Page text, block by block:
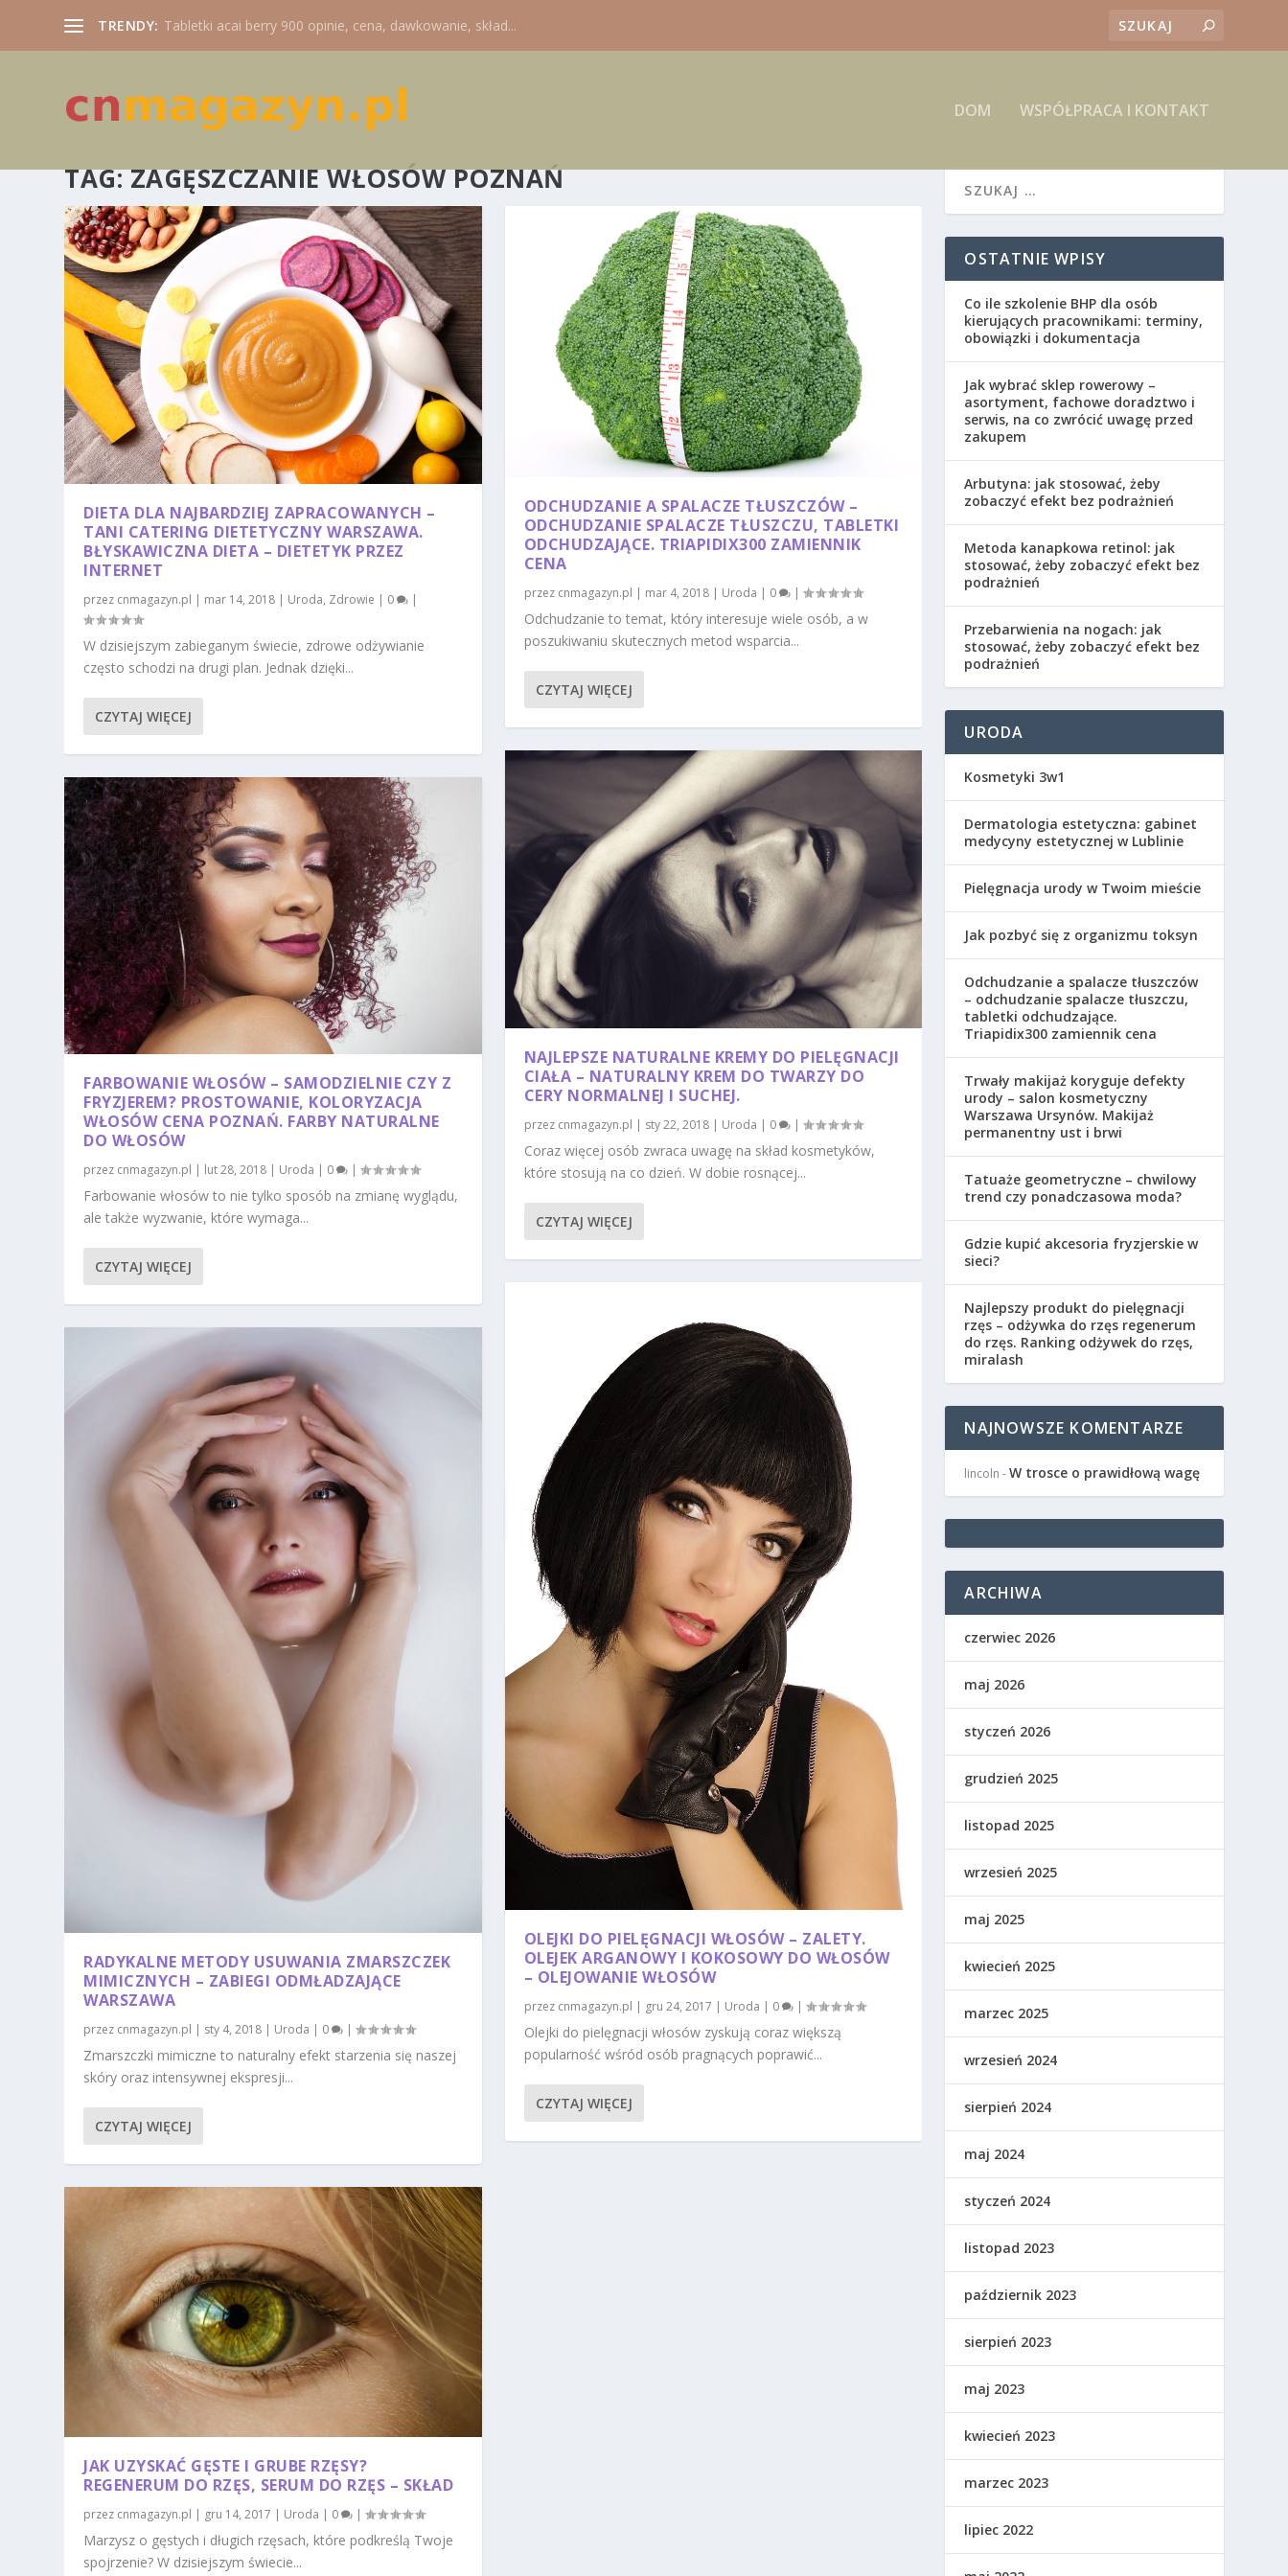
TRENDY: Tabletki acai berry 900 opinie, cena, dawkowanie, skład...
DOM WSPÓŁPRACA I KONTAKT
TAG:ZAGĘSZCZANIE WŁOSÓW POZNAŃ
DIETA DLA NAJBARDZIEJ ZAPRACOWANYCH –
TANI CATERING DIETETYCZNY WARSZAWA.
BŁYSKAWICZNA DIETA – DIETETYK PRZEZ
INTERNET
przez cnmagazyn.pl | mar 14, 2018 | Uroda, Zdrowie | 0 |
W dzisiejszym zabieganym świecie, zdrowe odżywianie
często schodzi na drugi plan. Jednak dzięki...
CZYTAJ WIĘCEJ
FARBOWANIE WŁOSÓW – SAMODZIELNIE CZY Z
FRYZJEREM? PROSTOWANIE, KOLORYZACJA
WŁOSÓW CENA POZNAŃ. FARBY NATURALNE
DO WŁOSÓW
przez cnmagazyn.pl | lut 28, 2018 | Uroda | 0 |
Farbowanie włosów to nie tylko sposób na zmianę wyglądu,
ale także wyzwanie, które wymaga...
CZYTAJ WIĘCEJ
RADYKALNE METODY USUWANIA ZMARSZCZEK
MIMICZNYCH – ZABIEGI ODMŁADZAJĄCE
WARSZAWA
przez cnmagazyn.pl sty 4, 2018 Uroda 0 |
Zmarszczki mimiczne to naturalny efekt starzenia się naszej
skóry oraz intensywnej ekspresji...
CZYTAJ WIĘCEJ
JAK UZYSKAĆ GĘSTE I GRUBE RZĘSY?
REGENERUM DO RZĘS, SERUM DO RZĘS – SKŁAD
przez cnmagazyn.pl | gru 14, 2017 | Uroda | 0 |
Marzysz o gęstych i długich rzęsach, które podkreślą Twoje
spojrzenie? W dzisiejszym świecie...
ODCHUDZANIE A SPALACZE TŁUSZCZÓW –
ODCHUDZANIE SPALACZE TŁUSZCZU, TABLETKI
ODCHUDZAJĄCE. TRIAPIDIX300 ZAMIENNIK
CENA
przez cnmagazyn.pl | mar 4, 2018| Uroda | 0 |
Odchudzanie to temat, który interesuje wiele osób, a w
poszukiwaniu skutecznych metod wsparcia...
CZYTAJ WIĘCEJ
NAJLEPSZE NATURALNE KREMY DO PIELĘGNACJI
CIAŁA – NATURALNY KREM DO TWARZY DO
CERY NORMALNEJ I SUCHEJ.
przez cnmagazyn.pl | sty 22, 2018| Uroda | 0 |
Coraz więcej osób zwraca uwagę na skład kosmetyków,
które stosują na co dzień. W dobie rosnącej...
CZYTAJ WIĘCEJ
OLEJKI DO PIELĘGNACJI WŁOSÓW – ZALETY.
OLEJEK ARGANOWY I KOKOSOWY DO WŁOSÓW
– OLEJOWANIE WŁOSÓW
przez cnmagazyn.pl gru 24, 2017 Uroda 0 |
Olejki do pielęgnacji włosów zyskują coraz większą
popularność wśród osób pragnących poprawić...
CZYTAJ WIĘCEJ
OSTATNIE WPISY
Co ile szkolenie BHP dla osób
kierujących pracownikami: terminy,
obowiązki i dokumentacja
Jak wybrać sklep rowerowy –
asortyment, fachowe doradztwo i
serwis, na co zwrócić uwagę przed
zakupem
Arbutyna: jak stosować, żeby
zobaczyć efekt bez podrażnień
Metoda kanapkowa retinol: jak
stosować, żeby zobaczyć efekt bez
podrażnień
Przebarwienia na nogach: jak
stosować, żeby zobaczyć efekt bez
podrażnień
URODA
Kosmetyki 3w1
Dermatologia estetyczna: gabinet
medycyny estetycznej w Lublinie
Pielęgnacja urody w Twoim mieście
Jak pozbyć się z organizmu toksyn
Odchudzanie a spalacze tłuszczów
– odchudzanie spalacze tłuszczu,
tabletki odchudzające.
Triapidix300 zamiennik cena
Trwały makijaż koryguje defekty
urody – salon kosmetyczny
Warszawa Ursynów. Makijaż
permanentny ust i brwi
Tatuaże geometryczne – chwilowy
trend czy ponadczasowa moda?
Gdzie kupić akcesoria fryzjerskie w
sieci?
Najlepszy produkt do pielęgnacji
rzęs – odżywka do rzęs regenerum
do rzęs. Ranking odżywek do rzęs,
miralash
NAJNOWSZE KOMENTARZE
lincoln -W trosce o prawidłową wagę
ARCHIWA
czerwiec 2026
maj 2026
styczeń 2026
grudzień 2025
listopad 2025
wrzesień 2025
maj 2025
kwiecień 2025
marzec 2025
wrzesień 2024
sierpień 2024
maj 2024
styczeń 2024
listopad 2023
październik 2023
sierpień 2023
maj 2023
kwiecień 2023
marzec 2023
lipiec 2022